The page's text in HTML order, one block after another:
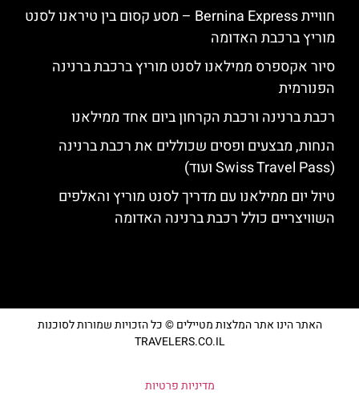
חוויית Bernina Express – מסע קסום בין טיראנו לסנט
מוריץ ברכבת האדומה
סיור אקספרס ממילאנו לסנט מוריץ ברכבת ברנינה
הפנורמית
רכבת ברנינה ורכבת הקרחון ביום אחד ממילאנו
הנחות, מבצעים ופסים שכוללים את רכבת ברנינה
(Swiss Travel Pass ועוד)
טיול יום ממילאנו עם מדריך לסנט מוריץ והאלפים
השוויצריים כולל רכבת ברנינה האדומה
האתר הינו אתר המלצות מטיילים © כל הזכויות שמורות לסוכנות
TRAVELERS.CO.IL
מדיניות פרטיות